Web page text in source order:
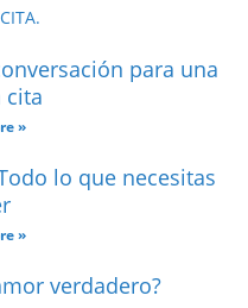
para una
cita
»
lo que necesitas
»
verdadero?